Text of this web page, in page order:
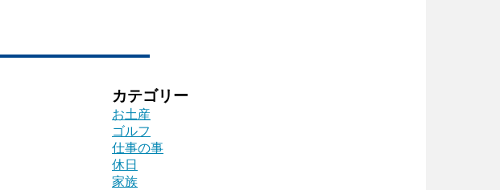
カテゴリー
お土産
ゴルフ
仕事の事
休日
家族